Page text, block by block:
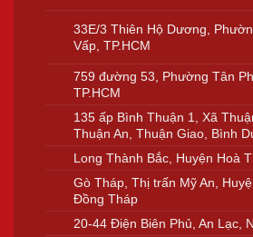
33E/3 Thiên Hộ Dương,
Vấp, TP.HCM
759 đường 53, Phường Tân
TP.HCM
135 ấp Bình Thuận 1, Xã
Thuận An, Thuận Giao, Bình
Long Thành Bắc, Huyện Hoà
Gò Tháp, Thị trấn Mỹ An,
Đồng Tháp
20-44 Điện Biên Phủ, An Lạc,